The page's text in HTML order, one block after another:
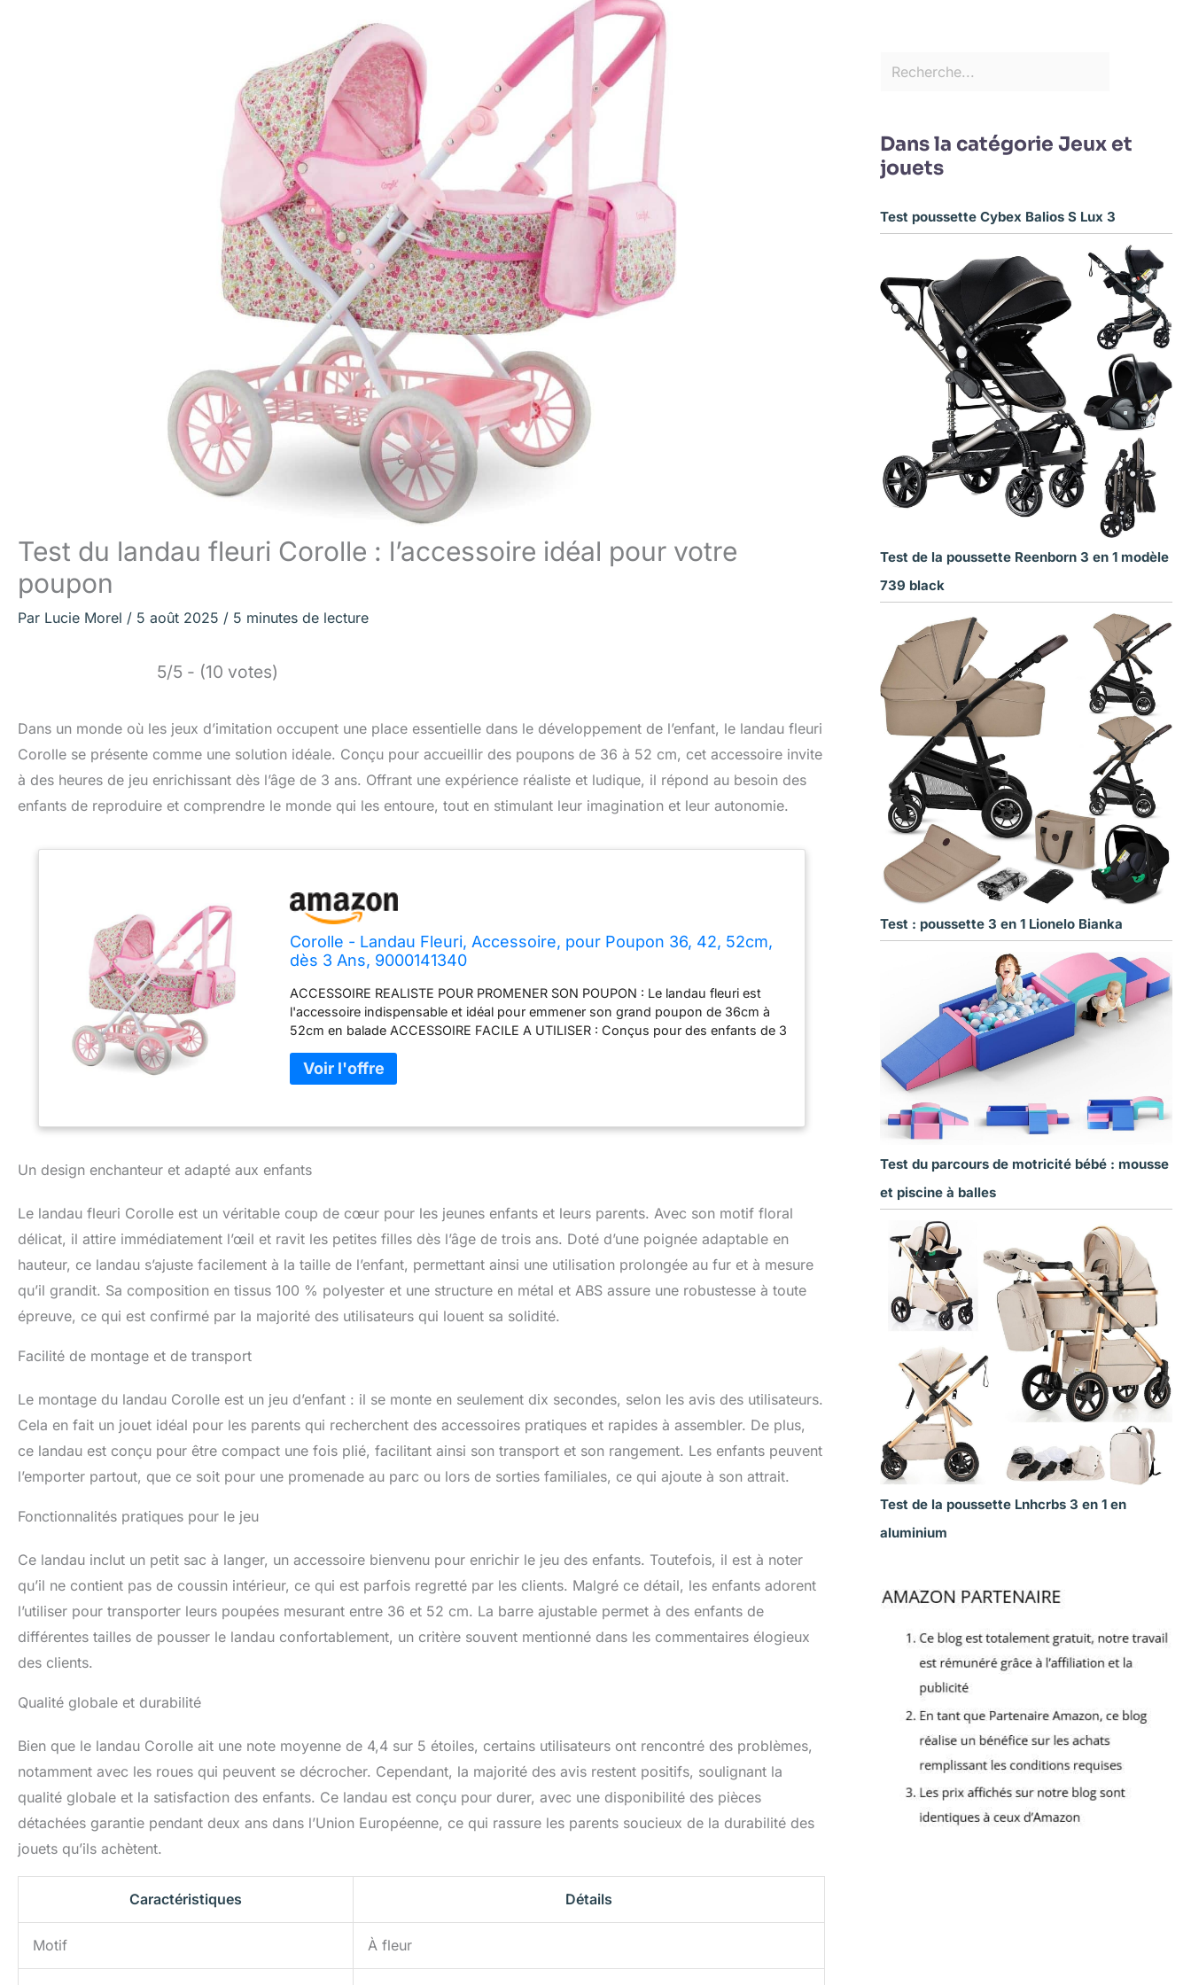
Test du landau fleuri Corolle : l’accessoire idéal pour votre
poupon
Par Lucie Morel / 5 août 2025 / 5 minutes de lecture
5/5 - (10 votes)
Dans un monde où les jeux d’imitation occupent une place essentielle dans le développement de l’enfant, le landau fleuri
Corolle se présente comme une solution idéale. Conçu pour accueillir des poupons de 36 à 52 cm, cet accessoire invite
à des heures de jeu enrichissant dès l’âge de 3 ans. Offrant une expérience réaliste et ludique, il répond au besoin des
enfants de reproduire et comprendre le monde qui les entoure, tout en stimulant leur imagination et leur autonomie.
Corolle - Landau Fleuri, Accessoire, pour Poupon 36, 42, 52cm,
dès 3 Ans, 9000141340
ACCESSOIRE REALISTE POUR PROMENER SON POUPON : Le landau fleuri est
l'accessoire indispensable et idéal pour emmener son grand poupon de 36cm à
52cm en balade ACCESSOIRE FACILE A UTILISER : Conçus pour des enfants de 3
la canopy retirée grâce aux pressions, pour éviter à son grand poupon d'attraper
un coup de chaud ACCESSOIRE TRES COMPLET : le landau fleuri est également
poupon et d’un panier de rangement amovible pour emporter toujours plus
environ, à l'aide de 2 boutons poussoirs. Dimensions : L70 x H70 x P40cm. Dès 3
Langeais, au cœur de la Touraine
Un design enchanteur et adapté aux enfants
Le landau fleuri Corolle est un véritable coup de cœur pour les jeunes enfants et leurs parents. Avec son motif floral
délicat, il attire immédiatement l’œil et ravit les petites filles dès l’âge de trois ans. Doté d’une poignée adaptable en
hauteur, ce landau s’ajuste facilement à la taille de l’enfant, permettant ainsi une utilisation prolongée au fur et à mesure
qu’il grandit. Sa composition en tissus 100 % polyester et une structure en métal et ABS assure une robustesse à toute
épreuve, ce qui est confirmé par la majorité des utilisateurs qui louent sa solidité.
Facilité de montage et de transport
Le montage du landau Corolle est un jeu d’enfant : il se monte en seulement dix secondes, selon les avis des utilisateurs.
Cela en fait un jouet idéal pour les parents qui recherchent des accessoires pratiques et rapides à assembler. De plus,
ce landau est conçu pour être compact une fois plié, facilitant ainsi son transport et son rangement. Les enfants peuvent
l’emporter partout, que ce soit pour une promenade au parc ou lors de sorties familiales, ce qui ajoute à son attrait.
Fonctionnalités pratiques pour le jeu
Ce landau inclut un petit sac à langer, un accessoire bienvenu pour enrichir le jeu des enfants. Toutefois, il est à noter
qu’il ne contient pas de coussin intérieur, ce qui est parfois regretté par les clients. Malgré ce détail, les enfants adorent
l’utiliser pour transporter leurs poupées mesurant entre 36 et 52 cm. La barre ajustable permet à des enfants de
différentes tailles de pousser le landau confortablement, un critère souvent mentionné dans les commentaires élogieux
des clients.
Qualité globale et durabilité
Bien que le landau Corolle ait une note moyenne de 4,4 sur 5 étoiles, certains utilisateurs ont rencontré des problèmes,
notamment avec les roues qui peuvent se décrocher. Cependant, la majorité des avis restent positifs, soulignant la
qualité globale et la satisfaction des enfants. Ce landau est conçu pour durer, avec une disponibilité des pièces
détachées garantie pendant deux ans dans l’Union Européenne, ce qui rassure les parents soucieux de la durabilité des
jouets qu’ils achètent.
Caractéristiques Détails
Motif À fleur
Dans la catégorie Jeux et
jouets
Test poussette Cybex Balios S Lux 3
Test de la poussette Reenborn 3 en 1 modèle
739 black
Test : poussette 3 en 1 Lionelo Bianka
Test du parcours de motricité bébé : mousse
et piscine à balles
Test de la poussette Lnhcrbs 3 en 1 en
aluminium